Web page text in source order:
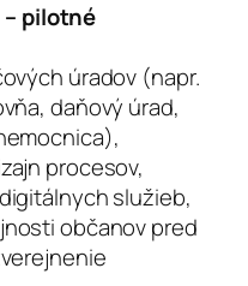
– pilotné
úradov (napr.
daňový úrad,
procesov,
služieb,
občanov pred